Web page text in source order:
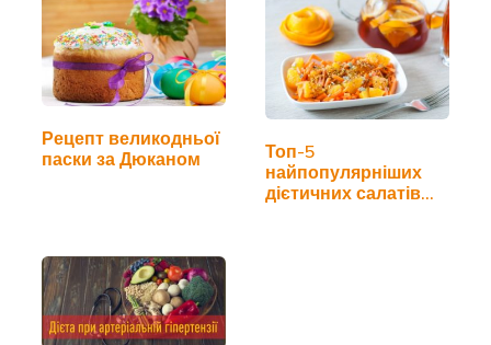
Рецепт великодньої
паски за Дюканом
Топ-5
найпопулярніших
дієтичних салатів